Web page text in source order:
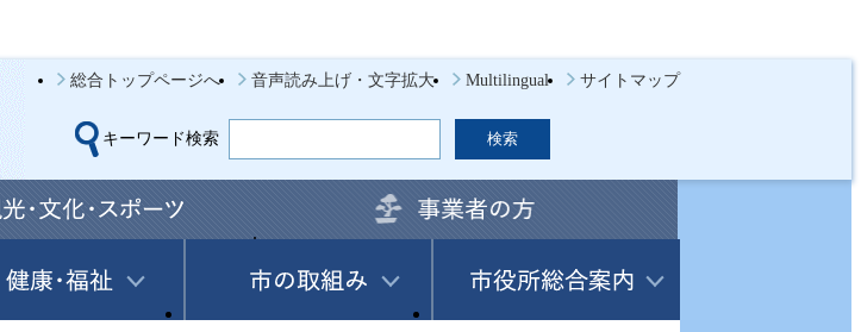
総合トップページへ 音声読み上げ・文字拡大 Multilingual サイトマップ
キーワード検索